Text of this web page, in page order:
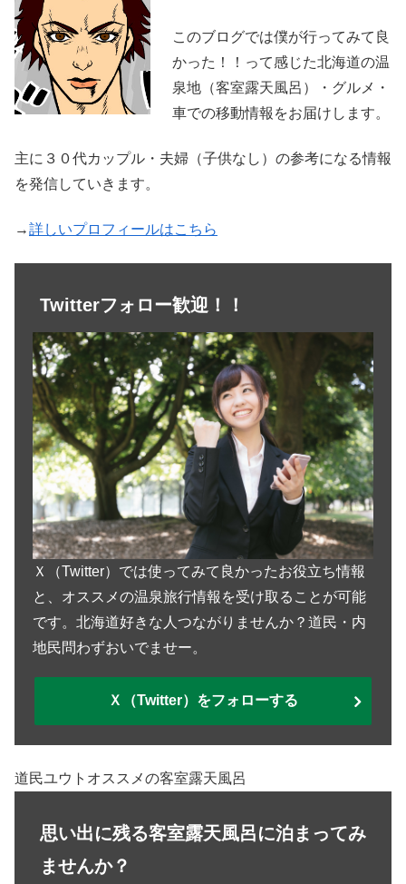
このブログでは僕が行ってみて良
かった！！って感じた北海道の温
泉地（客室露天風呂）・グルメ・
車での移動情報をお届けします。
主に３０代カップル・夫婦（子供なし）の参考になる情報
を発信していきます。
→詳しいプロフィールはこちら
Twitterフォロー歓迎！！
Ｘ（Twitter）では使ってみて良かったお役立ち情報
と、オススメの温泉旅行情報を受け取ることが可能
です。北海道好きな人つながりませんか？道民・内
地民問わずおいでませー。
Ｘ（Twitter）をフォローする
道民ユウトオススメの客室露天風呂
思い出に残る客室露天風呂に泊まってみ
ませんか？